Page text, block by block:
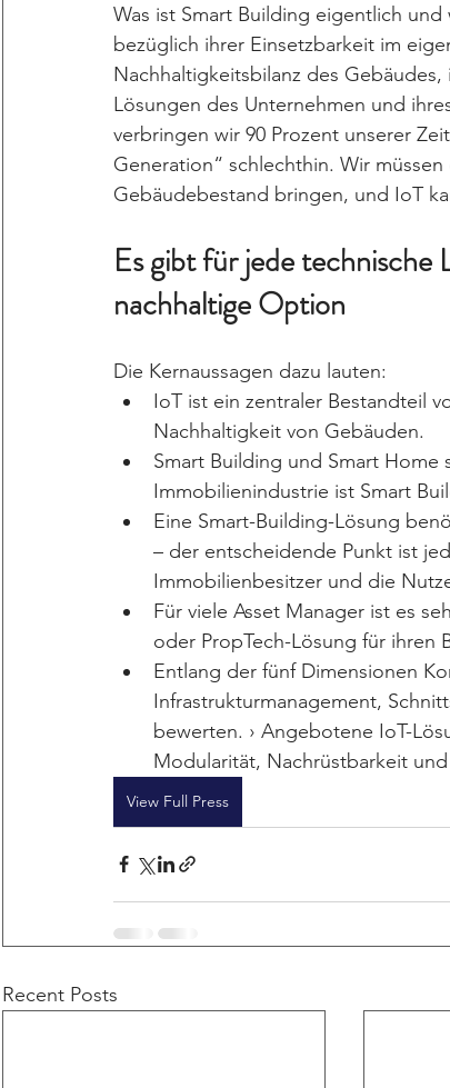
Was ist Smart Building eigentlich
bezüglich ihrer Einsetzbarkeit im
Nachhaltigkeitsbilanz des
Lösungen des Unternehmen und
verbringen wir 90 Prozent unserer
Generation“ schlechthin. Wir
Gebäudebestand bringen, und IoT
Es gibt für jede technische
nachhaltige Option
Die Kernaussagen dazu lauten:
IoT ist ein zentraler Bestandteil
Nachhaltigkeit von Gebäuden.
Smart Building und Smart Home
Immobilienindustrie ist Smart
Eine Smart-Building-Lösung
– der entscheidende Punkt ist
Immobilienbesitzer und die
Für viele Asset Manager ist es
oder PropTech-Lösung für ihren
Entlang der fünf Dimensionen
Infrastrukturmanagement,
bewerten. › Angebotene IoT-
Modularität, Nachrüstbarkeit
View Full Press
Recent Posts